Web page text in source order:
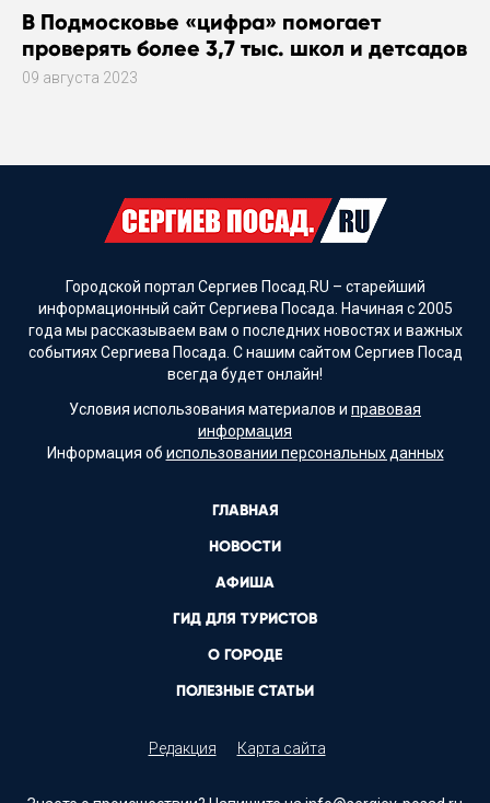
В Подмосковье «цифра» помогает
проверять более 3,7 тыс. школ и детсадов
09 августа 2023
Городской портал Сергиев Посад.RU – старейший
информационный сайт Сергиева Посада. Начиная с 2005
года мы рассказываем вам о последних новостях и важных
событиях Сергиева Посада. С нашим сайтом Сергиев Посад
всегда будет онлайн!
Условия использования материалов и правовая
информация
Информация об использовании персональных данных
ГЛАВНАЯ
НОВОСТИ
АФИША
ГИД ДЛЯ ТУРИСТОВ
О ГОРОДЕ
ПОЛЕЗНЫЕ СТАТЬИ
Редакция Карта сайта